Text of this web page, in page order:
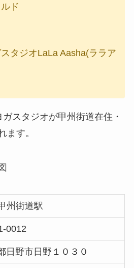
ド
タジオLaLa Aasha(ララア
スタジオが甲州街道在住・
ます。
州街道駅
0012
日野市日野１０３０